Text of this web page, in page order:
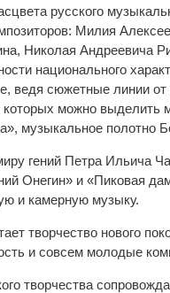
русского
Милия
Николая Андреевича
национального
ведя сюжетные линии
можно
музыкальное полотно
гений Петра Ильича
Онегин» и «Пиковая
и камерную музыку.
творчество нового
и совсем молодые
творчества